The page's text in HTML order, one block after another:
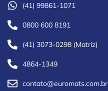
(41) 99861-1071
0800 600 8191
(41) 3073-0298 (Matriz)
4864-1349
contato@euromats.com.br